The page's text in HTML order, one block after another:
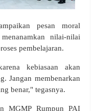
pesan moral
nilai-nilai
pembelajaran.
kebiasaan akan
Jangan membenarkan
benar," tegasnya.
MGMP Rumpun PAI